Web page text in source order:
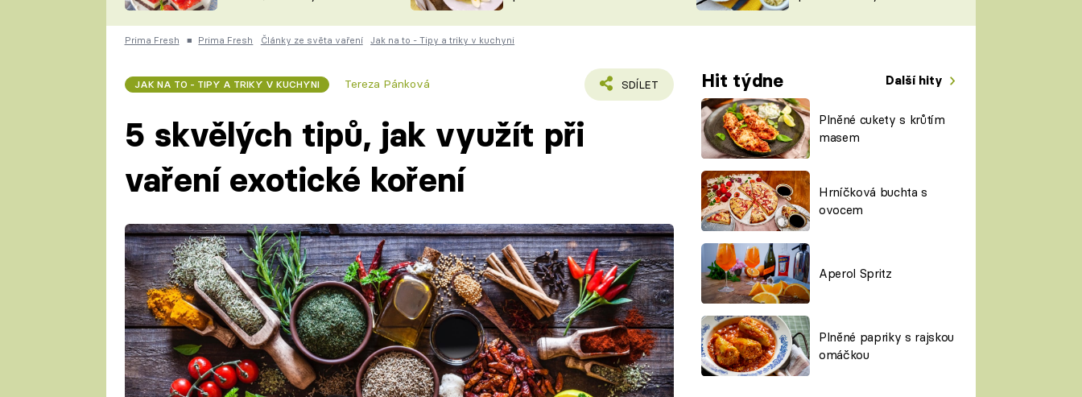
ČESKO NA TALÍŘI
DOMÁCÍ
KUCHAŘKA
VYCHYTÁVKY
ŠÉFREDAKTORKY
ČASOPIS
Prima Fresh ■ Prima Fresh Články ze světa vaření Jak na to - Tipy a triky v kuchyni
JAK NA TO - TIPY A TRIKY V KUCHYNI Tereza Pánková SDÍLET Hit týdne Další hity
Plněné cukety s krůtím
masem
Hrníčková buchta s
ovocem
Aperol Spritz
Plněné papriky s rajskou
omáčkou
5 skvělých tipů, jak využít při
vaření exotické koření